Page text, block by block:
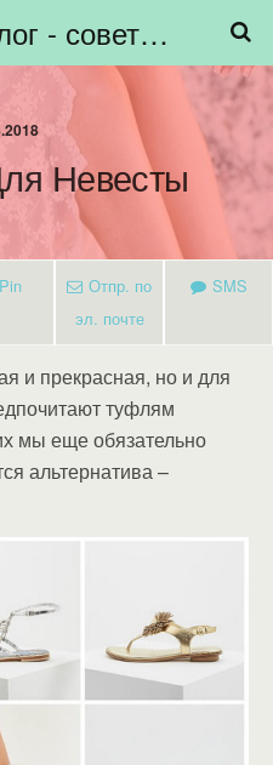
Свадебный блог - советы невестам, подготовка к свадьбе - HiBride
Невесты
Pin
Отпр. по
эл. почте
SMS
и прекрасная, но и для
туфлям
мы еще обязательно
альтернатива –